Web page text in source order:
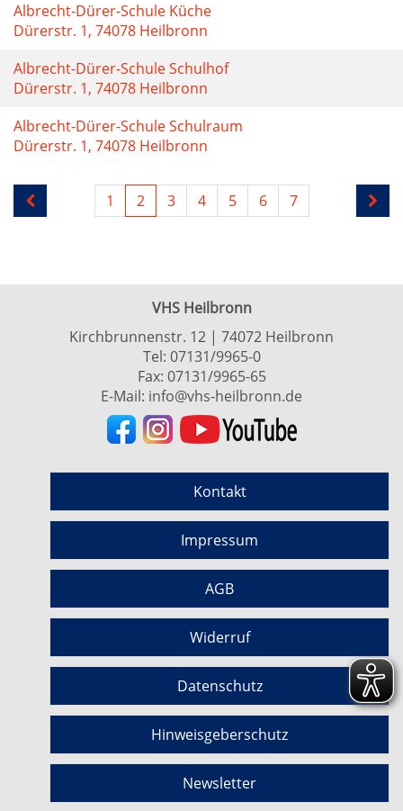
Albrecht-Dürer-Schule Küche
Dürerstr. 1, 74078 Heilbronn
Albrecht-Dürer-Schule Schulhof
Dürerstr. 1, 74078 Heilbronn
Albrecht-Dürer-Schule Schulraum
Dürerstr. 1, 74078 Heilbronn
1 2 3 4 5 6 7
VHS Heilbronn
Kirchbrunnenstr. 12 | 74072 Heilbronn
Tel: 07131/9965-0
Fax: 07131/9965-65
E-Mail: info@vhs-heilbronn.de
Kontakt
Impressum
AGB
Widerruf
Datenschutz
Hinweisgeberschutz
Newsletter